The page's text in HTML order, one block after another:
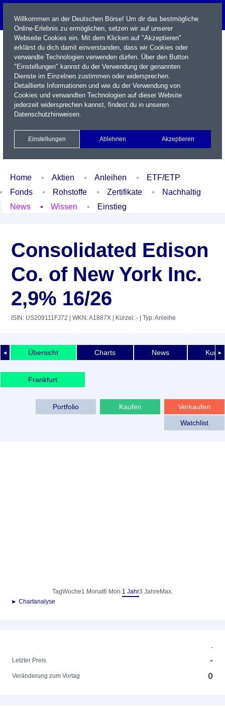
Name / WKN / ISIN / Kürzel
Xetra Realtime
Watchlist Portfolio Login
Home Aktien Anleihen
ETF/ETP
Fonds
Rohstoffe Zertifikate
Nachhaltig
News
Wissen Einstieg
Consolidated Edison
Co. of New York Inc.
2,9% 16/26
ISIN: US209111FJ72 | WKN: A1887X | Kürzel: - | Typ: Anleihe
◄ ►
Übersicht Charts News
Frankfurt
Verkaufen
Kaufen
Portfolio
Watchlist
TagWoche1 Monat6 Mon.1 Jahr3 Jahre Max.
► Chartanalyse
-
Letzter Preis
-
Veränderung zum Vortag 0
Willkommen an der Deutschen Börse! Um dir das bestmögliche
Online-Erlebnis zu ermöglichen, setzen wir auf unserer
Webseite Cookies ein. Mit dem Klicken auf "Akzeptieren"
erklärst du dich damit einverstanden, dass wir Cookies oder
verwandte Technologien verwenden dürfen. Über den Button
"Einstellungen" kannst du der Verwendung der genannten
Dienste im Einzelnen zustimmen oder widersprechen.
Detaillierte Informationen und wie du der Verwendung von
Cookies und verwandten Technologien auf dieser Website
jederzeit widersprechen kannst, findest du in unseren
Datenschutzhinweisen.
Einstellungen Ablehnen Akzeptieren